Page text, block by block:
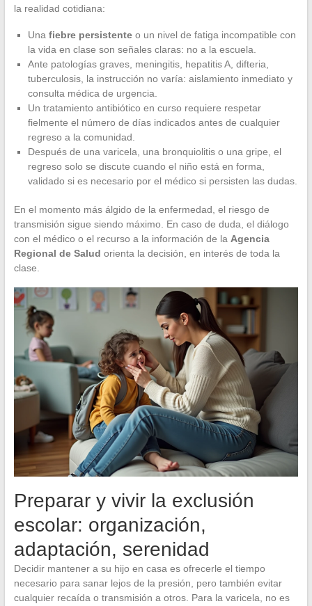
la realidad cotidiana:
Una fiebre persistenteo un nivel de fatiga incompatible con
la vida en clase son señales claras: no a la escuela.
Ante patologías graves, meningitis, hepatitis A, difteria,
tuberculosis, la instrucción no varía: aislamiento inmediato y
consulta médica de urgencia.
Un tratamiento antibiótico en curso requiere respetar
fielmente el número de días indicados antes de cualquier
regreso a la comunidad.
Después de una varicela, una bronquiolitis o una gripe, el
regreso solo se discute cuando el niño está en forma,
validado si es necesario por el médico si persisten las dudas.
En el momento más álgido de la enfermedad, el riesgo de
transmisión sigue siendo máximo. En caso de duda, el diálogo
con el médico o el recurso a la información de la Agencia
Regional de Salud orienta la decisión, en interés de toda la
clase.
Preparar y vivir la exclusión
escolar: organización,
adaptación, serenidad
Decidir mantener a su hijo en casa es ofrecerle el tiempo
necesario para sanar lejos de la presión, pero también evitar
cualquier recaída o transmisión a otros. Para la varicela, no es